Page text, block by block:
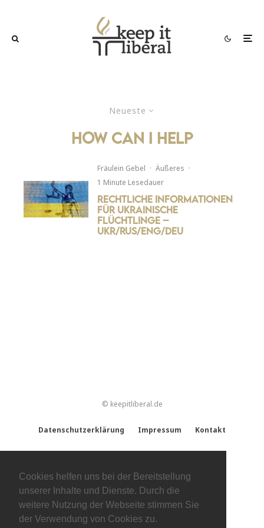
Cookies helfen uns bei der Bereitstellung
unserer Inhalte und Dienste. Durch die
weitere Nutzung der Webseite stimmen Sie
der Verwendung von Cookies zu.
Neueste
how can i help
Fräulein Gebel · Äußeres ·
1 Minute Lesedauer
Rechtliche Informationen
für ukrainische
Flüchtlinge –
UKR/RUS/ENG/DEU
© keepitliberal.de
Datenschutzerklärung Impressum Kontakt